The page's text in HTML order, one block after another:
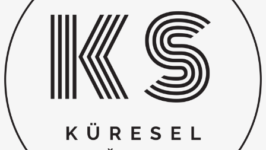
Elektrikli Aksamlar
Elektrikli Süpürge
Fan
Fırın, Ocak ve Aspiratör
Klima